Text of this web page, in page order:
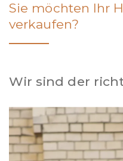
Sie möchten Ihr
verkaufen?
Wir sind der